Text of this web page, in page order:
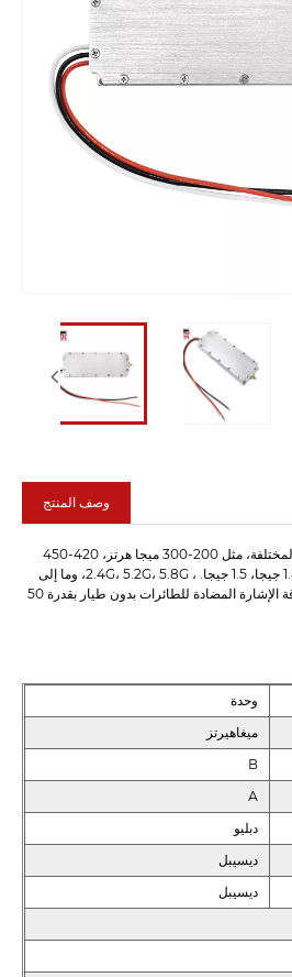
وصف المنتج
تغطي وحدة مضخم الطاقة للإشارة المضادة للطائرات بدون طيار بقدرة 50 واط عالية الجودة نطاقات تردد اتصالات الطائرات بدون طيار المختلفة، مثل 200-300 ميجا هرتز، 420-450
ميجا هرتز، 500-600 ميجا هرتز، 600-700 ميجا هرتز، 700-800 ميجا هرتز، 800-900 ميجا هرتز، 900-1000 ميجا هرتز، 1.2 جيجا، 1.4 جيجا، 1.5 جيجا. ، 2.4G، 5.2G، 5.8G، وما إلى
ذلك، يمكن أن تتداخل مع الطائرات بدون طيار من أنواع مختلفة ونطاقات التردد، ولها قابلية تطبيق واسعة. يمكن استخدام وحدة مضخم طاقة الإشارة المضادة للطائرات بدون طيار بقدرة 50
وحدة
ميغاهيرتز
В
А
دبليو
ديسيبل
ديسيبل